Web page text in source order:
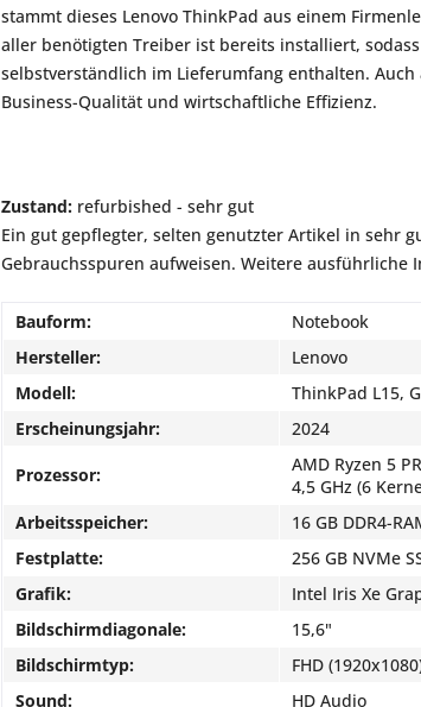
stammt dieses Lenovo ThinkPad aus einem
aller benötigten Treiber ist bereits installiert,
selbstverständlich im Lieferumfang enthalten.
Business-Qualität und wirtschaftliche Effizienz.
Zustand: refurbished - sehr gut
Ein gut gepflegter, selten genutzter Artikel in sehr
Gebrauchsspuren aufweisen. Weitere
Bauform:
Notebook
Hersteller:
Lenovo
Modell:
ThinkPad L15,
Erscheinungsjahr:
2024
Prozessor:
AMD Ryzen 5
4,5 GHz (6
Arbeitsspeicher:
16 GB DDR4-
Festplatte:
256 GB NVMe
Grafik:
Intel Iris Xe
Bildschirmdiagonale:
15,6"
Bildschirmtyp:
FHD
Sound:
HD Audio